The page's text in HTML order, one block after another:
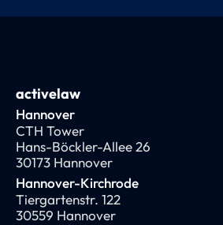
activelaw
Hannover
CTH Tower
Hans-Böckler-Allee 26
30173 Hannover
Hannover-Kirchrode
Tiergartenstr. 122
30559 Hannover